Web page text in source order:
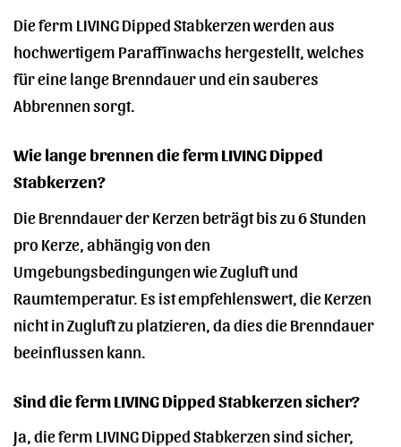
Die ferm LIVING Dipped Stabkerzen werden aus
hochwertigem Paraffinwachs hergestellt, welches
für eine lange Brenndauer und ein sauberes
Abbrennen sorgt.
Wie lange brennen die ferm LIVING Dipped
Stabkerzen?
Die Brenndauer der Kerzen beträgt bis zu 6 Stunden
pro Kerze, abhängig von den
Umgebungsbedingungen wie Zugluft und
Raumtemperatur. Es ist empfehlenswert, die Kerzen
nicht in Zugluft zu platzieren, da dies die Brenndauer
beeinflussen kann.
Sind die ferm LIVING Dipped Stabkerzen sicher?
Ja, die ferm LIVING Dipped Stabkerzen sind sicher,